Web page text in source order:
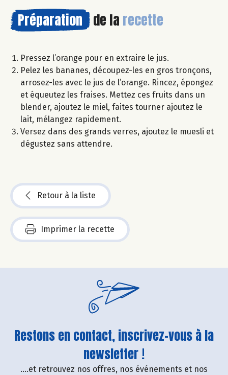
Préparation de la recette
Pressez l’orange pour en extraire le jus.
Pelez les bananes, découpez-les en gros tronçons,
arrosez-les avec le jus de l’orange. Rincez, épongez
et équeutez les fraises. Mettez ces fruits dans un
blender, ajoutez le miel, faites tourner ajoutez le
lait, mélangez rapidement.
Versez dans des grands verres, ajoutez le muesli et
dégustez sans attendre.
Retour à la liste
Imprimer la recette
Restons en contact, inscrivez-vous à la
newsletter !
....et retrouvez nos offres, nos événements et nos